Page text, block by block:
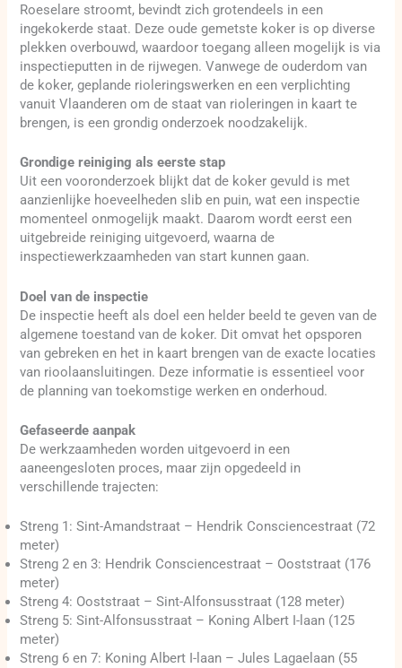
Roeselare stroomt, bevindt zich grotendeels in een
ingekokerde staat. Deze oude gemetste koker is op diverse
plekken overbouwd, waardoor toegang alleen mogelijk is via
inspectieputten in de rijwegen. Vanwege de ouderdom van
de koker, geplande rioleringswerken en een verplichting
vanuit Vlaanderen om de staat van rioleringen in kaart te
brengen, is een grondig onderzoek noodzakelijk.
Grondige reiniging als eerste stap
Uit een vooronderzoek blijkt dat de koker gevuld is met
aanzienlijke hoeveelheden slib en puin, wat een inspectie
momenteel onmogelijk maakt. Daarom wordt eerst een
uitgebreide reiniging uitgevoerd, waarna de
inspectiewerkzaamheden van start kunnen gaan.
Doel van de inspectie
De inspectie heeft als doel een helder beeld te geven van de
algemene toestand van de koker. Dit omvat het opsporen
van gebreken en het in kaart brengen van de exacte locaties
van rioolaansluitingen. Deze informatie is essentieel voor
de planning van toekomstige werken en onderhoud.
Gefaseerde aanpak
De werkzaamheden worden uitgevoerd in een
aaneengesloten proces, maar zijn opgedeeld in
verschillende trajecten:
Streng 1: Sint-Amandstraat – Hendrik Consciencestraat (72
meter)
Streng 2 en 3: Hendrik Consciencestraat – Ooststraat (176
meter)
Streng 4: Ooststraat – Sint-Alfonsusstraat (128 meter)
Streng 5: Sint-Alfonsusstraat – Koning Albert I-laan (125
meter)
Streng 6 en 7: Koning Albert I-laan – Jules Lagaelaan (55